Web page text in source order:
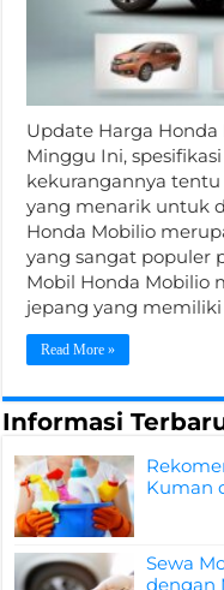
Update Harga
Minggu Ini,
kekurangannya
yang menarik untuk
Honda Mobilio
yang sangat populer
Mobil Honda Mobilio
jepang yang
Read More »
Informasi
Kuman
Sewa
dengan